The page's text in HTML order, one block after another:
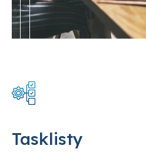
Tasklisty